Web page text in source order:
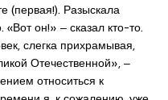
(первая!). Разыскала
он!» ‒ сказал кто-то.
слегка прихрамывая,
Отечественной», ‒
относиться к